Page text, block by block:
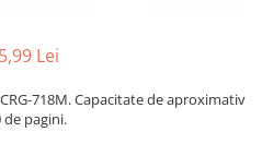
Lei
718M. Capacitate de aproximativ
de pagini.